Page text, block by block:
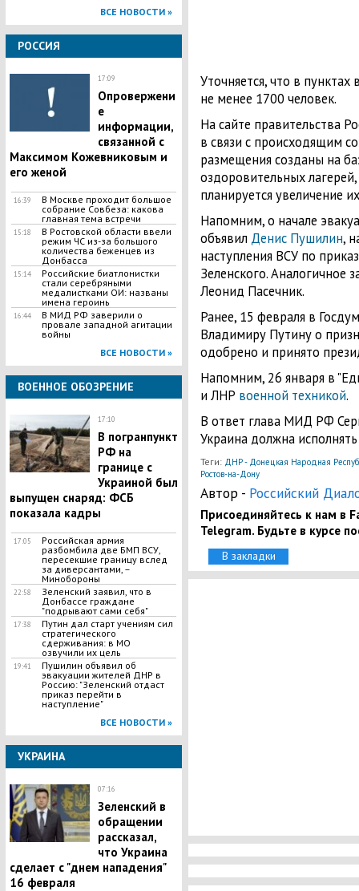
ВСЕ НОВОСТИ »
РОССИЯ
17:09
Опровержени
е
информации,
связанной с
Максимом Кожевниковым и
его женой
16:39
В Москве проходит большое
собрание Совбеза: какова
главная тема встречи
15:18
В Ростовской области ввели
режим ЧС из-за большого
количества беженцев из
Донбасса
15:14
Российские биатлонистки
стали серебряными
медалистками ОИ: названы
имена героинь
16:44
В МИД РФ заверили о
провале западной агитации
войны
ВСЕ НОВОСТИ »
ВОЕННОЕ ОБОЗРЕНИЕ
17:10
В погранпункт
РФ на
границе с
Украиной был
выпущен снаряд: ФСБ
показала кадры
17:05
Российская армия
разбомбила две БМП ВСУ,
пересекшие границу вслед
за диверсантами, –
Минобороны
22:58
Зеленский заявил, что в
Донбассе граждане
"подрывают сами себя"
17:38
Путин дал старт учениям сил
стратегического
сдерживания: в МО
озвучили их цель
19:41
Пушилин объявил об
эвакуации жителей ДНР в
Россию: "Зеленский отдаст
приказ перейти в
наступление"
ВСЕ НОВОСТИ »
УКРАИНА
07:16
Зеленский в
обращении
рассказал,
что Украина
сделает с "днем нападения"
16 февраля
Уточняется, что в
не менее 1700 человек.
На сайте правительства
в связи с происходящим
размещения созданы на
оздоровительных
планируется увеличение
Напомним, о начале
объявил Денис Пушилин,
наступления ВСУ по
Зеленского. Аналогичное
Леонид Пасечник.
Ранее, 15 февраля в
Владимиру Путину о
одобрено и принято
Напомним, 26 января в
и ЛНР военной техникой.
В ответ глава МИД РФ
Украина должна
Теги: ДНР - Донецкая Народная
Ростов-на-Дону
Автор - Российский
Присоединяйтесь к нам в
Telegram. Будьте в курсе
В закладки